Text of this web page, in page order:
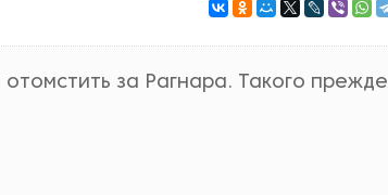
за Рагнара. Такого прежде